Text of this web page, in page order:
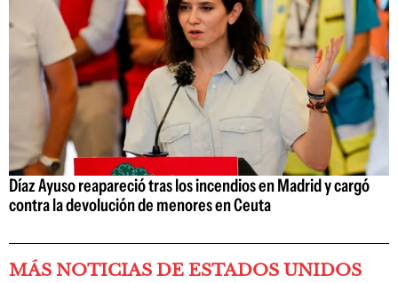
Díaz Ayuso reapareció tras los incendios en Madrid y cargó
contra la devolución de menores en Ceuta
MÁS NOTICIAS DE ESTADOS UNIDOS